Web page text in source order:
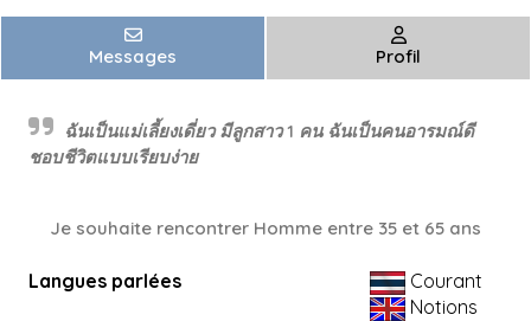
Messages Profil
ฉันเป็นแม่เลี้ยงเดี่ยว มีลูกสาว 1 คน ฉันเป็นคนอารมณ์ดี
ชอบชีวิตแบบเรียบง่าย
Je souhaite rencontrer Homme entre 35 et 65 ans
Langues parlées
Courant
Notions